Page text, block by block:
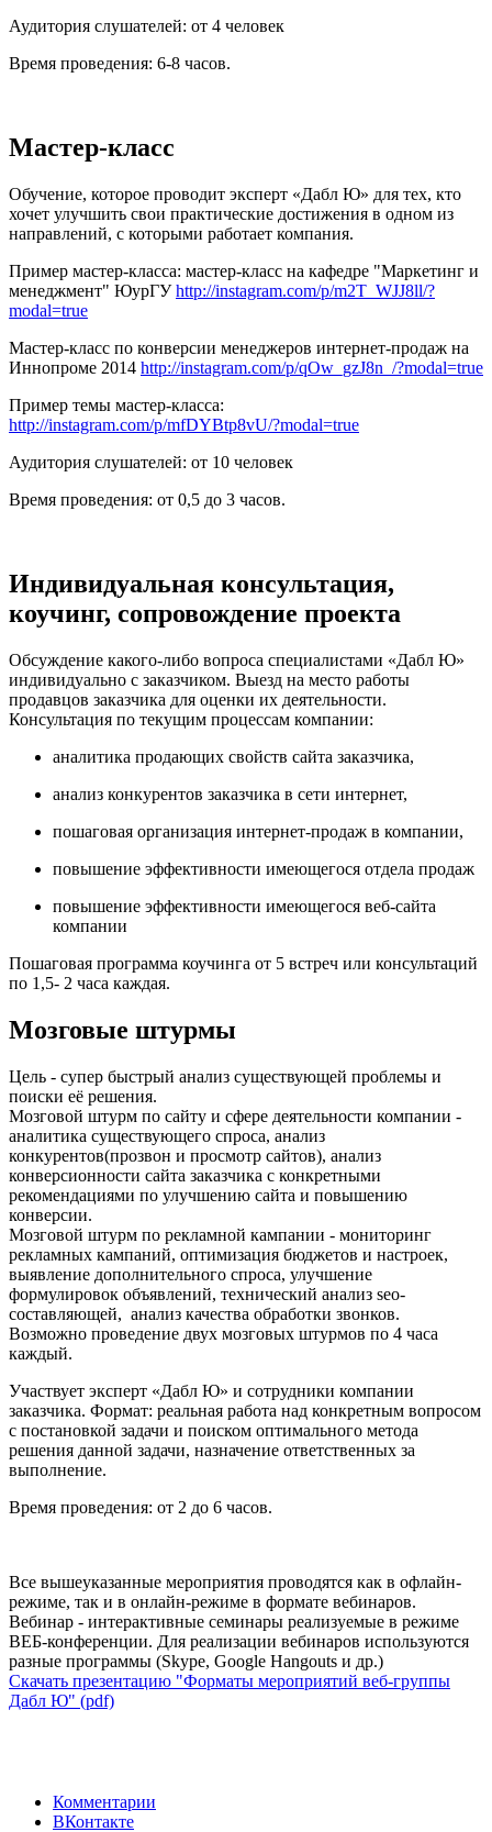
Аудитория слушателей: от 4 человек
Время проведения: 6-8 часов.
Мастер-класс
Обучение, которое проводит эксперт «Дабл Ю» для тех, кто
хочет улучшить свои практические достижения в одном из
направлений, с которыми работает компания.
Пример мастер-класса: мастер-класс на кафедре "Маркетинг и
менеджмент" ЮурГУhttp://instagram.com/p/m2T_WJJ8ll/?
modal=true
Мастер-класс по конверсии менеджеров интернет-продаж на
Иннопроме 2014 http://instagram.com/p/qOw_gzJ8n_/?modal=true
Пример темы мастер-класса:
http://instagram.com/p/mfDYBtp8vU/?modal=true
Аудитория слушателей: от 10 человек
Время проведения: от 0,5 до 3 часов.
Индивидуальная консультация,
коучинг, сопровождение проекта
Обсуждение какого-либо вопроса специалистами «Дабл Ю»
индивидуально с заказчиком. Выезд на место работы
продавцов заказчика для оценки их деятельности.
Консультация по текущим процессам компании:
аналитика продающих свойств сайта заказчика,
анализ конкурентов заказчика в сети интернет,
пошаговая организация интернет-продаж в компании,
повышение эффективности имеющегося отдела продаж
повышение эффективности имеющегося веб-сайта
компании
Пошаговая программа коучинга от 5 встреч или консультаций
по 1,5- 2 часа каждая.
Мозговые штурмы
Цель - супер быстрый анализ существующей проблемы и
поиски её решения.
Мозговой штурм по сайту и сфере деятельности компании -
аналитика существующего спроса, анализ
конкурентов(прозвон и просмотр сайтов), анализ
конверсионности сайта заказчика с конкретными
рекомендациями по улучшению сайта и повышению
конверсии.
Мозговой штурм по рекламной кампании - мониторинг
рекламных кампаний, оптимизация бюджетов и настроек,
выявление дополнительного спроса, улучшение
формулировок объявлений, технический анализ seo-
составляющей, анализ качества обработки звонков.
Возможно проведение двух мозговых штурмов по 4 часа
каждый.
Участвует эксперт «Дабл Ю» и сотрудники компании
заказчика. Формат: реальная работа над конкретным вопросом
с постановкой задачи и поиском оптимального метода
решения данной задачи, назначение ответственных за
выполнение.
Время проведения: от 2 до 6 часов.
Все вышеуказанные мероприятия проводятся как в офлайн-
режиме, так и в онлайн-режиме в формате вебинаров.
Вебинар - интерактивные семинары реализуемые в режиме
ВЕБ-конференции. Для реализации вебинаров используются
разные программы (Skype, Google Hangouts и др.)
Скачать презентацию "Форматы мероприятий веб-группы
Дабл Ю" (pdf)
Комментарии
ВКонтакте